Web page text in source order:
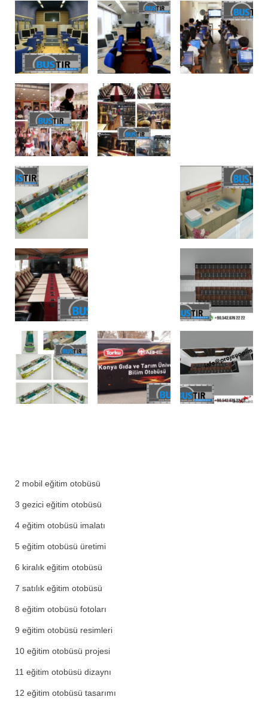
2 mobil eğitim otobüsü
3 gezici eğitim otobüsü
4 eğitim otobüsü imalatı
5 eğitim otobüsü üretimi
6 kiralık eğitim otobüsü
7 satılık eğitim otobüsü
8 eğitim otobüsü fotoları
9 eğitim otobüsü resimleri
10 eğitim otobüsü projesi
11 eğitim otobüsü dizaynı
12 eğitim otobüsü tasarımı